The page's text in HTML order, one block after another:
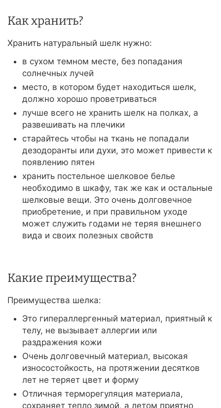
Как хранить?
Хранить натуральный шелк нужно:
в сухом темном месте, без попадания
солнечных лучей
место, в котором будет находиться шелк,
должно хорошо проветриваться
лучше всего не хранить шелк на полках, а
развешивать на плечики
старайтесь чтобы на ткань не попадали
дезодоранты или духи, это может привести к
появлению пятен
хранить постельное шелковое белье
необходимо в шкафу, так же как и остальные
шелковые вещи. Это очень долговечное
приобретение, и при правильном уходе
может служить годами не теряя внешнего
вида и своих полезных свойств
Какие преимущества?
Преимущества шелка:
Это гипераллергенный материал, приятный к
телу, не вызывает аллергии или
раздражения кожи
Очень долговечный материал, высокая
износостойкость, на протяжении десятков
лет не теряет цвет и форму
Отличная терморегуляция материала,
сохраняет тепло зимой, а летом приятно